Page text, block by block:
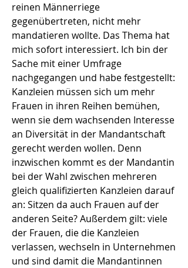
reinen Männerriege
gegenübertreten, nicht mehr
mandatieren wollte. Das Thema hat
mich sofort interessiert. Ich bin der
Sache mit einer Umfrage
nachgegangen und habe festgestellt:
Kanzleien müssen sich um mehr
Frauen in ihren Reihen bemühen,
wenn sie dem wachsenden Interesse
an Diversität in der Mandantschaft
gerecht werden wollen. Denn
inzwischen kommt es der Mandantin
bei der Wahl zwischen mehreren
gleich qualifizierten Kanzleien darauf
an: Sitzen da auch Frauen auf der
anderen Seite? Außerdem gilt: viele
der Frauen, die die Kanzleien
verlassen, wechseln in Unternehmen
und sind damit die Mandantinnen